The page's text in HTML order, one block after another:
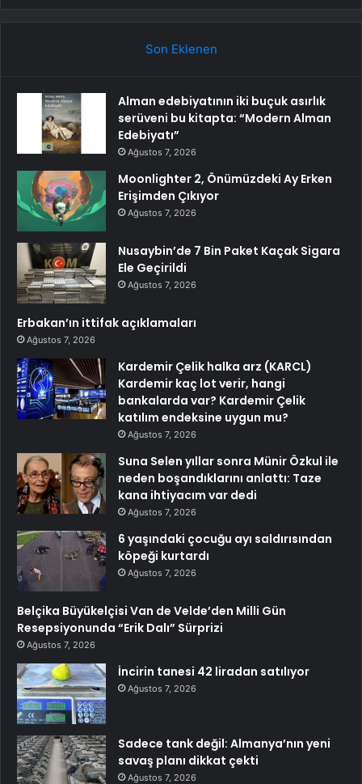
Son Eklenen
Alman edebiyatının iki buçuk asırlık
serüveni bu kitapta: “Modern Alman
Edebiyatı”
Ağustos 7, 2026
Moonlighter 2, Önümüzdeki Ay Erken
Erişimden Çıkıyor
Ağustos 7, 2026
Nusaybin’de 7 Bin Paket Kaçak Sigara
Ele Geçirildi
Ağustos 7, 2026
Erbakan’ın ittifak açıklamaları
Ağustos 7, 2026
Kardemir Çelik halka arz (KARCL)
Kardemir kaç lot verir, hangi
bankalarda var? Kardemir Çelik
katılım endeksine uygun mu?
Ağustos 7, 2026
Suna Selen yıllar sonra Münir Özkul ile
neden boşandıklarını anlattı: Taze
kana ihtiyacım var dedi
Ağustos 7, 2026
6 yaşındaki çocuğu ayı saldırısından
köpeği kurtardı
Ağustos 7, 2026
Belçika Büyükelçisi Van de Velde’den Milli Gün
Resepsiyonunda “Erik Dalı” Sürprizi
Ağustos 7, 2026
İncirin tanesi 42 liradan satılıyor
Ağustos 7, 2026
Sadece tank değil: Almanya’nın yeni
savaş planı dikkat çekti
Ağustos 7, 2026